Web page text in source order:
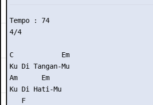
Tempo : 74
4/4
C            Em
Ku Di Tangan-Mu
Am      Em
Ku Di Hati-Mu
   F